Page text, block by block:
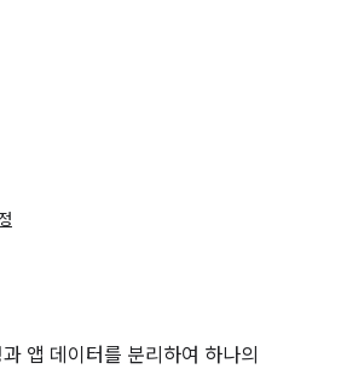
앱 데이터를 분리하여 하나의